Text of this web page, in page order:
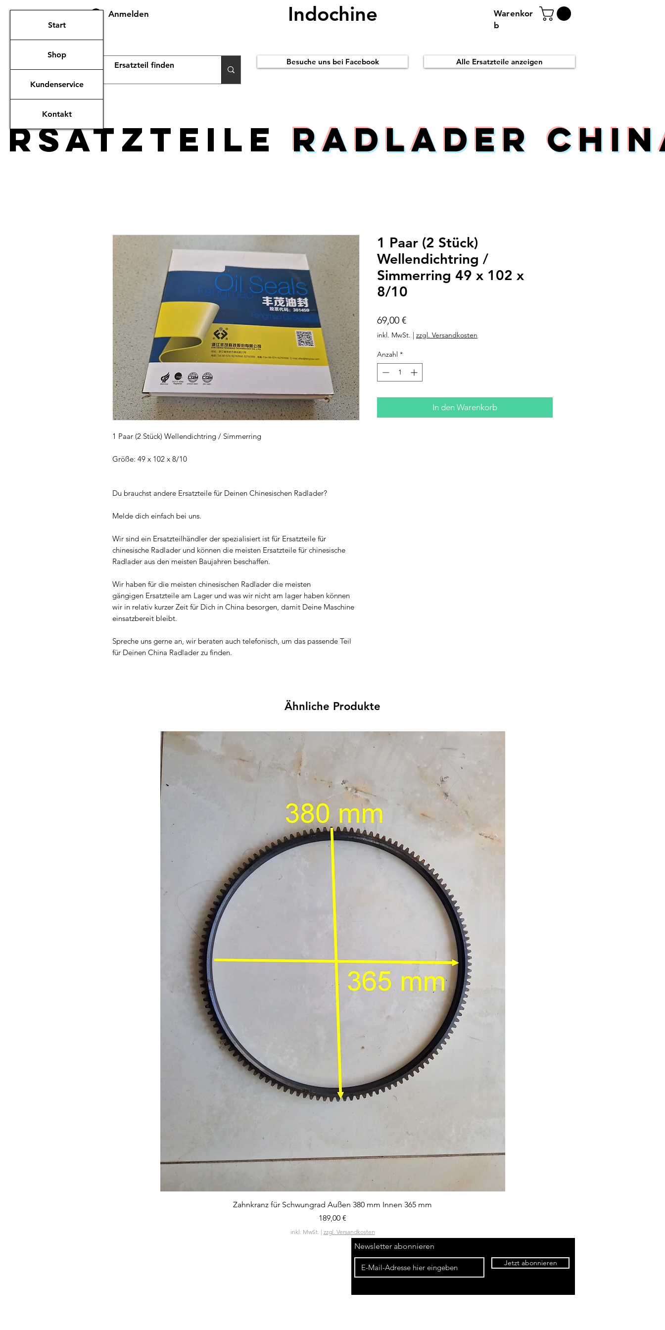
Start
Shop
Kundenservice
Kontakt
Anmelden Indochine
Besuche uns bei Facebook
Warenkor
b
Alle Ersatzteile anzeigen
Radlader
1 Paar (2 Stück) Wellendichtring / Simmerring
Größe: 49 x 102 x 8/10
Du brauchst andere Ersatzteile für Deinen Chinesischen Radlader?
Melde dich einfach bei uns.
Wir sind ein Ersatzteilhändler der spezialisiert ist für Ersatzteile für
chinesische Radlader und können die meisten Ersatzteile für chinesische
Radlader aus den meisten Baujahren beschaffen.
Wir haben für die meisten chinesischen Radlader die meisten
gängigen Ersatzteile am Lager und was wir nicht am lager haben können
wir in relativ kurzer Zeit für Dich in China besorgen, damit Deine Maschine
einsatzbereit bleibt.
Spreche uns gerne an, wir beraten auch telefonisch, um das passende Teil
für Deinen China Radlader zu finden.
1 Paar (2 Stück)
Wellendichtring /
Simmerring 49 x 102 x
8/10
69,00 €Preis
inkl. MwSt. | zzgl. Versandkosten
Anzahl *
In den Warenkorb
Ähnliche Produkte
Schnellansicht
Zahnkranz für Schwungrad Außen 380 mm Innen 365 mm
Preis
189,00 €
inkl. MwSt. | zzgl. Versandkosten
Newsletter abonnieren
Jetzt abonnieren